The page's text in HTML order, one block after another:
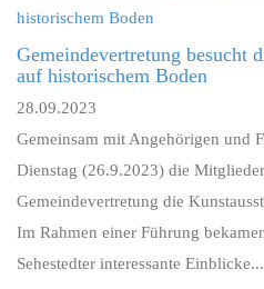
Gemeindevertretung
auf historischem Boden
28.09.2023
Gemeinsam mit Angehörigen und
Dienstag (26.9.2023) die
Gemeindevertretung die
Im Rahmen einer Führung
Sehestedter interessante Einblicke...